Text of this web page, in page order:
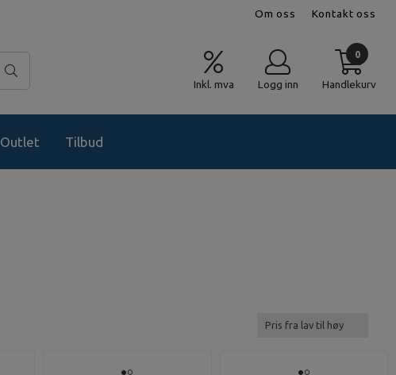
Om oss Kontakt oss
Inkl. mva Logg inn
0
Handlekurv
Outlet Tilbud